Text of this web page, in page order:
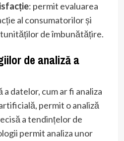
: permit evaluarea
al consumatorilor și
de îmbunătățire.
de analiză a
datelor, cum ar fi analiza
permit o analiză
a tendințelor de
permit analiza unor